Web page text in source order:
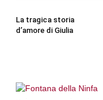
La tragica storia
d’amore di Giulia